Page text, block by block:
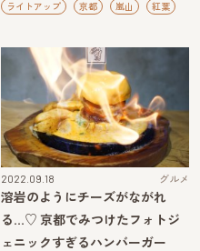
ライトアップ
京都 嵐山 紅葉
2022.09.18 グルメ
溶岩のようにチーズがながれ
る…♡ 京都でみつけたフォトジ
ェニックすぎるハンバーガー